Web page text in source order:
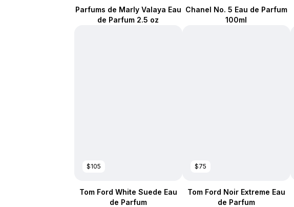
Parfums de Marly Valaya Eau
de Parfum 2.5 oz
Chanel No. 5 Eau de Parfum
100ml
$105
Tom Ford White Suede Eau
de Parfum
$75
Tom Ford Noir Extreme Eau
de Parfum